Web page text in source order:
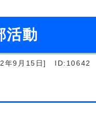
活動
年9月15日] ID:10642